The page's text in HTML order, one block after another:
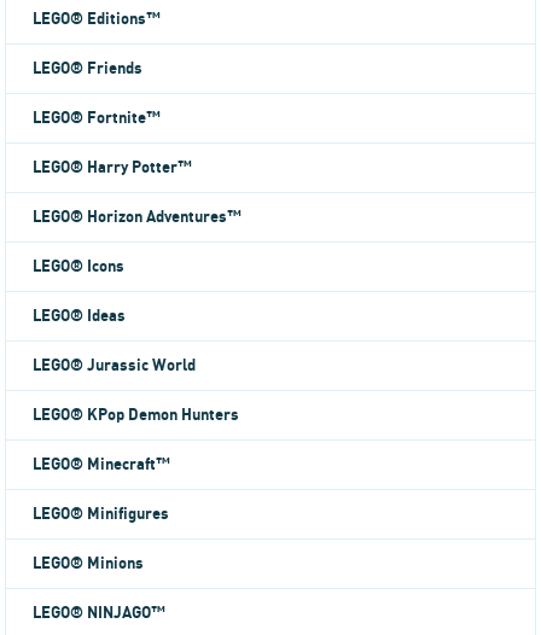
LEGO® Editions™
LEGO® Friends
LEGO® Fortnite™
LEGO® Harry Potter™
LEGO® Horizon Adventures™
LEGO® Icons
LEGO® Ideas
LEGO® Jurassic World
LEGO® KPop Demon Hunters
LEGO® Minecraft™
LEGO® Minifigures
LEGO® Minions
LEGO® NINJAGO™